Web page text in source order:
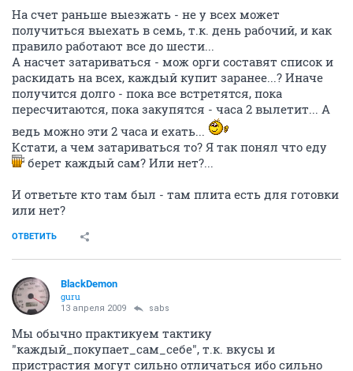
На счет раньше выезжать - не у всех может
получиться выехать в семь, т.к. день рабочий, и как
правило работают все до шести...
А насчет затариваться - мож орги составят список и
раскидать на всех, каждый купит заранее...? Иначе
получится долго - пока все встретятся, пока
пересчитаются, пока закупятся - часа 2 вылетит... А
ведь можно эти 2 часа и ехать...
Кстати, а чем затариваться то? Я так понял что еду
берет каждый сам? Или нет?...
И ответьте кто там был - там плита есть для готовки
или нет?
ОТВЕТИТЬ
BlackDemon
guru
13 апреля 2009 sabs
Мы обычно практикуем тактику
"каждый_покупает_сам_себе", т.к. вкусы и
пристрастия могут сильно отличаться ибо сильно